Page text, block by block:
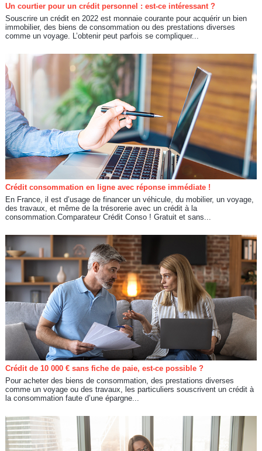
Un courtier pour un crédit personnel : est-ce intéressant ?
Souscrire un crédit en 2022 est monnaie courante pour acquérir un bien
immobilier, des biens de consommation ou des prestations diverses
comme un voyage. L’obtenir peut parfois se compliquer...
Crédit consommation en ligne avec réponse immédiate !
En France, il est d’usage de financer un véhicule, du mobilier, un voyage,
des travaux, et même de la trésorerie avec un crédit à la
consommation.Comparateur Crédit Conso ! Gratuit et sans...
Crédit de 10 000 € sans fiche de paie, est-ce possible ?
Pour acheter des biens de consommation, des prestations diverses
comme un voyage ou des travaux, les particuliers souscrivent un crédit à
la consommation faute d’une épargne...